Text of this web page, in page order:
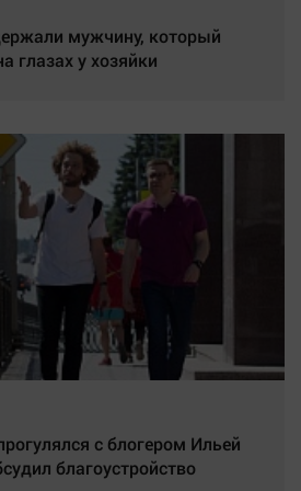
мужчину, который
глазах у хозяйки
с блогером Ильей
благоустройство